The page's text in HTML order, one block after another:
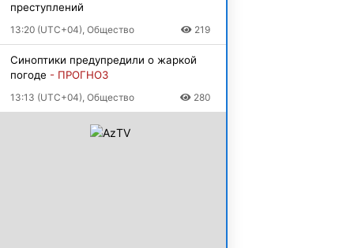
преступлений
13:20 (UTC+04), Общество 219
Синоптики предупредили о жаркой
погоде - ПРОГНОЗ
13:13 (UTC+04), Общество 280